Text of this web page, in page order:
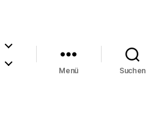
Menü Suchen